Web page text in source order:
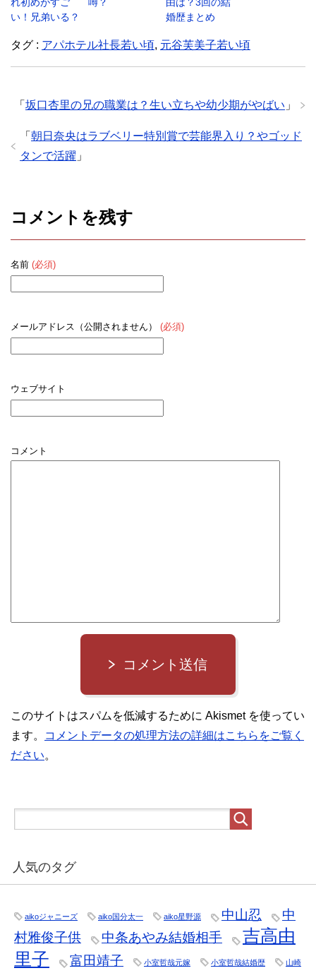
れ初めがすご
い！兄弟いる？
噂？
由は？3回の結
婚歴まとめ
タグ : アパホテル社長若い頃, 元谷芙美子若い頃
「 坂口杏里の兄の職業は？生い立ちや幼少期がやばい 」
「 朝日奈央はラブベリー特別賞で芸能界入り？やゴッド
タンで活躍 」
コメントを残す
名前 (必須)
メールアドレス（公開されません） (必須)
ウェブサイト
コメント
コメント送信
このサイトはスパムを低減するために Akismet を使ってい
ます。
コメントデータの処理方法の詳細はこちらをご覧く
ださい。
人気のタグ
aikoジャニーズ aiko国分太一 aiko星野源 中山忍
中
村雅俊子供
中条あやみ結婚相手
吉高由
里子
富田靖子 小室哲哉元嫁 小室哲哉結婚歴
山崎